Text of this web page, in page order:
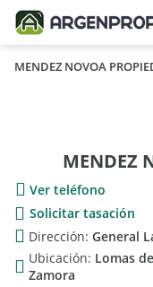
MENDEZ NOVOA
MENDEZ
Ver teléfono
Solicitar tasación
Dirección: General
Ubicación: Lomas
Zamora